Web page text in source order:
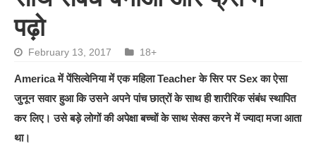
पढ़ो
February 13, 2017 18+
America में पेंसिल्वेनिया में एक महिला Teacher के सिर पर Sex का ऐसा
जुनून सवार हुआ कि उसने अपने पांच छात्रों के साथ ही शारीरिक संबंध स्थापित
कर लिए। उसे बड़े लोगों की अपेक्षा बच्चों के साथ सेक्स करने में ज्यादा मजा आता
था।